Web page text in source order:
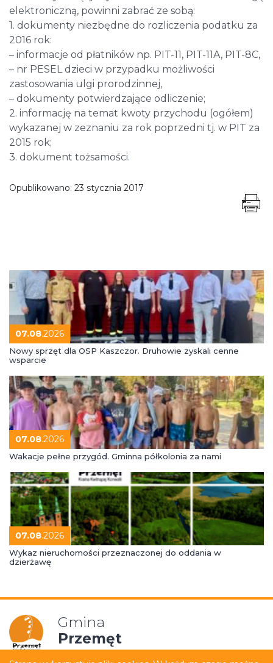
elektroniczną, powinni zabrać ze sobą:
1. dokumenty niezbędne do rozliczenia podatku za
2016 rok:
– informacje od płatników np. PIT-11, PIT-11A, PIT-8C,
– nr PESEL dzieci w przypadku możliwości
zastosowania ulgi prorodzinnej,
– dokumenty potwierdzające odliczenie;
2. informację na temat kwoty przychodu (ogółem)
wykazanej w zeznaniu za rok poprzedni tj. w PIT za
2015 rok;
3. dokument tożsamości.
Opublikowano: 23 stycznia 2017
07.08.2026
Nowy sprzęt dla OSP Kaszczor. Druhowie zyskali cenne
wsparcie
07.08.2026
Wakacje pełne przygód. Gminna półkolonia za nami
07.08.2026
Wykaz nieruchomości przeznaczonej do oddania w
dzierżawę
Gmina
Przemęt